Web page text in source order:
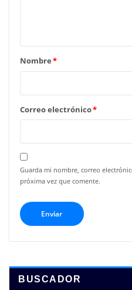
Nombre*
Correo electrónico*
Guarda mi nombre, correo
próxima vez que comente.
BUSCADOR